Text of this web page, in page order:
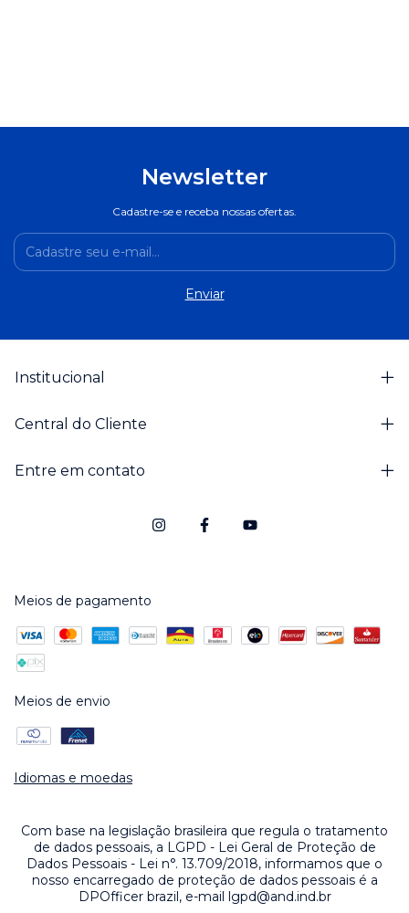
Newsletter
Cadastre-se e receba nossas ofertas.
Institucional
Central do Cliente
Entre em contato
Meios de pagamento
Meios de envio
Idiomas e moedas
Com base na legislação brasileira que regula o tratamento
de dados pessoais, a LGPD - Lei Geral de Proteção de
Dados Pessoais - Lei n°. 13.709/2018, informamos que o
nosso encarregado de proteção de dados pessoais é a
DPOfficer brazil, e-mail lgpd@and.ind.br